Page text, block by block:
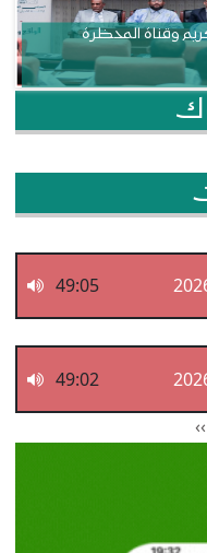
وقناة المحظرة
49:05
49:02
الصفحة التالية
››